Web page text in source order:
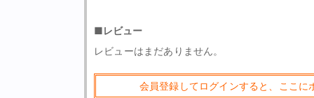
■レビュー
レビューはまだありません。
会員登録してログインすると、ここ